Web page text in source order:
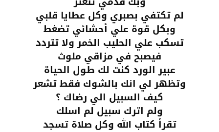
لم تكتفي بصبري وكل عطايا قلبي
وبكل قوة علي أحشائي تضغط
تسكب علي الحليب الخمر ولا تتردد
فيصبح في مزاقي ملوث
عبير الورد كنت لك طول الحياة
وتظهر لي انك بالشوك فقط تشعر
كيف السبيل الي رضاك ؟
ولم اترك سبيل لم اسلك
تقرأ كتاب الله وكل صلاة تسجد